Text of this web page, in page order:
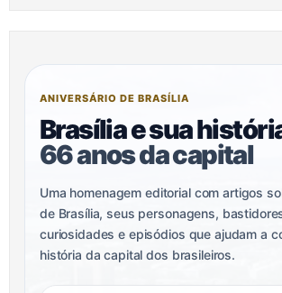
ANIVERSÁRIO DE BRASÍLIA
Brasília e sua
66 anos da capital
Uma homenagem editorial com artigos
de Brasília, seus personagens,
curiosidades e episódios que ajudam a
história da capital dos brasileiros.